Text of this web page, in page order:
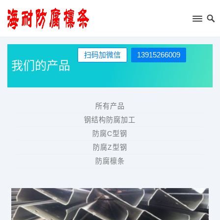
扫码加微信 13915266009
我们的产品
所有产品
钢结构防腐加工
防腐C型钢
防腐Z型钢
防腐檩条